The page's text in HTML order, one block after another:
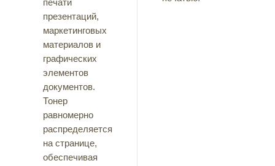
печати
презентаций,
маркетинговых
материалов и
графических
элементов
документов.
Тонер
равномерно
распределяется
на странице,
обеспечивая